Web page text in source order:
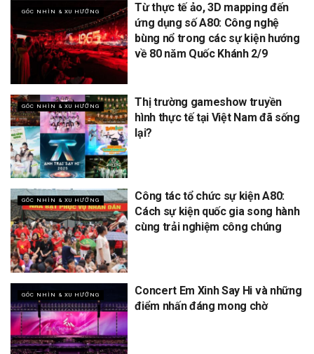
GÓC NHÌN & XU HƯỚNG
Từ thực tế ảo, 3D mapping đến
ứng dụng số A80: Công nghệ
bùng nổ trong các sự kiện hướng
về 80 năm Quốc Khánh 2/9
GÓC NHÌN & XU HƯỚNG
Thị trường gameshow truyền
hình thực tế tại Việt Nam đã sống
lại?
GÓC NHÌN & XU HƯỚNG
Công tác tổ chức sự kiện A80:
Cách sự kiện quốc gia song hành
cùng trải nghiệm công chúng
GÓC NHÌN & XU HƯỚNG
Concert Em Xinh Say Hi và những
điểm nhấn đáng mong chờ